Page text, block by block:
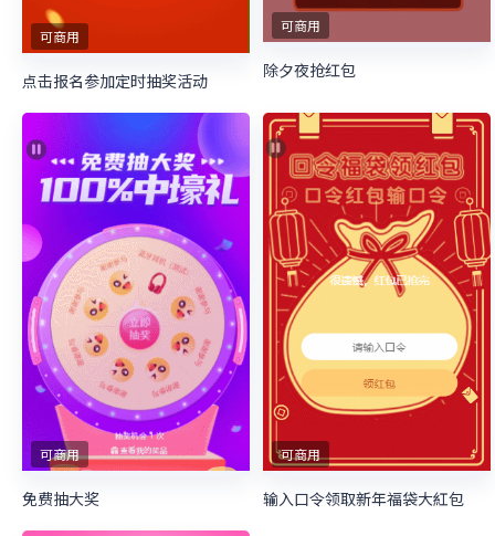
可商用
点击报名参加定时抽奖活动
可商用
除夕夜抢红包
可商用
免费抽大奖
可商用
输入口令领取新年福袋大紅包